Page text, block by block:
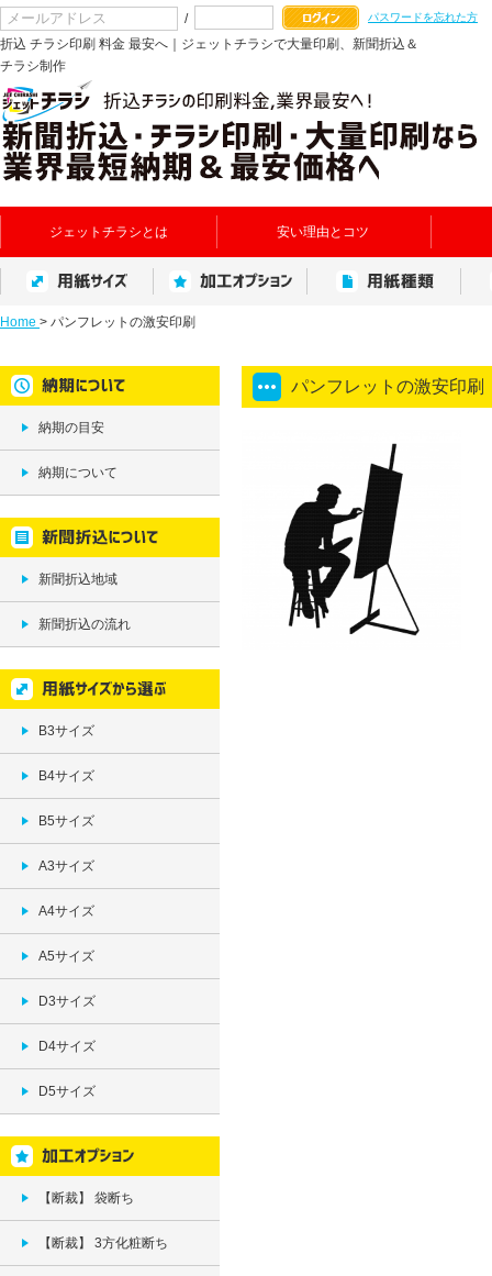
/ パスワードを忘れた方
折込 チラシ印刷 料金 最安へ｜ジェットチラシで大量印刷、新聞折込＆
チラシ制作
ジェットチラシとは 安い理由とコツ
Home > パンフレットの激安印刷
納期の目安
納期について
新聞折込地域
新聞折込の流れ
B3サイズ
B4サイズ
B5サイズ
A3サイズ
A4サイズ
A5サイズ
D3サイズ
D4サイズ
D5サイズ
【断裁】 袋断ち
【断裁】 3方化粧断ち
パンフレットの激安印刷